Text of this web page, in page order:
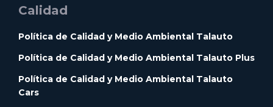
Calidad
Política de Calidad y Medio Ambiental Talauto
Política de Calidad y Medio Ambiental Talauto Plus
Política de Calidad y Medio Ambiental Talauto
Cars